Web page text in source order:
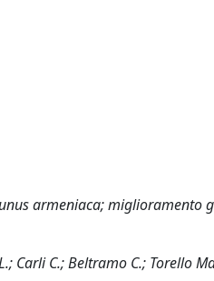
armeniaca; miglioramento
Carli C.; Beltramo C.; Torello